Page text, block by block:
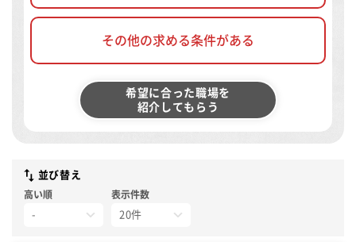
その他の求める条件がある
希望に合った職場を
紹介してもらう
並び替え
高い順 表示件数